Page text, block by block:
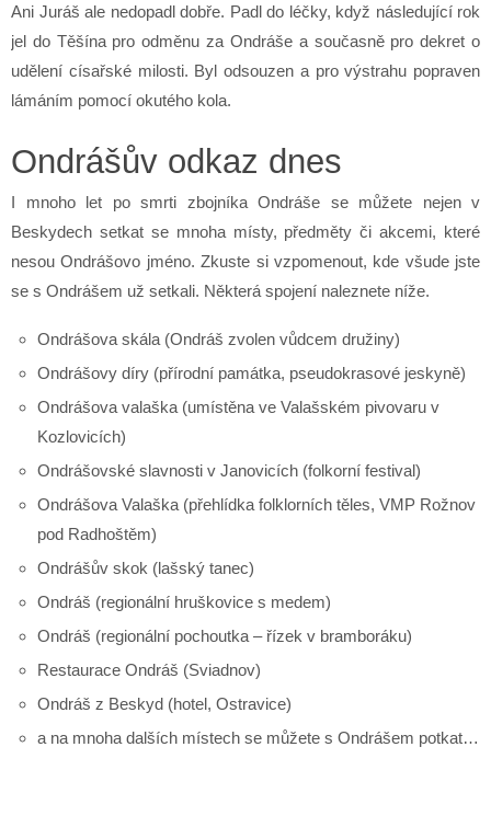
Ani Juráš ale nedopadl dobře. Padl do léčky, když následující rok
jel do Těšína pro odměnu za Ondráše a současně pro dekret o
udělení císařské milosti. Byl odsouzen a pro výstrahu popraven
lámáním pomocí okutého kola.
Ondrášův odkaz dnes
I mnoho let po smrti zbojníka Ondráše se můžete nejen v
Beskydech setkat se mnoha místy, předměty či akcemi, které
nesou Ondrášovo jméno. Zkuste si vzpomenout, kde všude jste
se s Ondrášem už setkali. Některá spojení naleznete níže.
Ondrášova skála (Ondráš zvolen vůdcem družiny)
Ondrášovy díry (přírodní památka, pseudokrasové jeskyně)
Ondrášova valaška (umístěna ve Valašském pivovaru v
Kozlovicích)
Ondrášovské slavnosti v Janovicích (folkorní festival)
Ondrášova Valaška (přehlídka folklorních těles, VMP Rožnov
pod Radhoštěm)
Ondrášův skok (lašský tanec)
Ondráš (regionální hruškovice s medem)
Ondráš (regionální pochoutka – řízek v bramboráku)
Restaurace Ondráš (Sviadnov)
Ondráš z Beskyd (hotel, Ostravice)
a na mnoha dalších místech se můžete s Ondrášem potkat…